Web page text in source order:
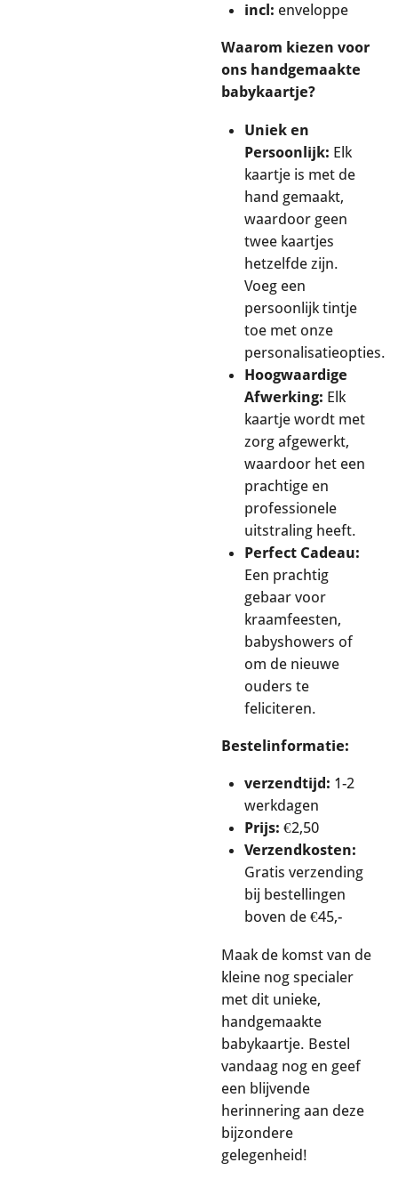
incl: enveloppe
Waarom kiezen voor
ons handgemaakte
babykaartje?
Uniek en
Persoonlijk: Elk
kaartje is met de
hand gemaakt,
waardoor geen
twee kaartjes
hetzelfde zijn.
Voeg een
persoonlijk tintje
toe met onze
personalisatieopties.
Hoogwaardige
Afwerking: Elk
kaartje wordt met
zorg afgewerkt,
waardoor het een
prachtige en
professionele
uitstraling heeft.
Perfect Cadeau:
Een prachtig
gebaar voor
kraamfeesten,
babyshowers of
om de nieuwe
ouders te
feliciteren.
Bestelinformatie:
verzendtijd: 1-2
werkdagen
Prijs: €2,50
Verzendkosten:
Gratis verzending
bij bestellingen
boven de €45,-
Maak de komst van de
kleine nog specialer
met dit unieke,
handgemaakte
babykaartje. Bestel
vandaag nog en geef
een blijvende
herinnering aan deze
bijzondere
gelegenheid!